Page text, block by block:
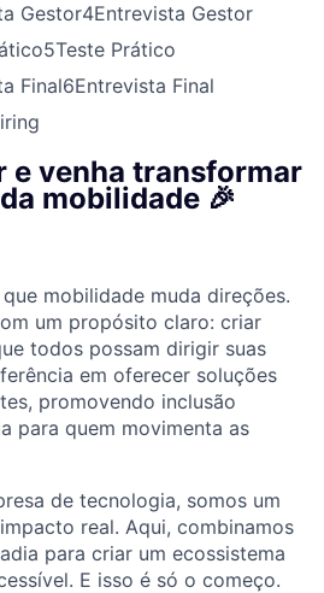
Gestor4Entrevista Gestor
5Teste Prático
Final6Entrevista Final
e venha transformar
mobilidade 🎉
mobilidade muda direções.
um propósito claro: criar
todos possam dirigir suas
em oferecer soluções
promovendo inclusão
para quem movimenta as
de tecnologia, somos um
real. Aqui, combinamos
para criar um ecossistema
E isso é só o começo.